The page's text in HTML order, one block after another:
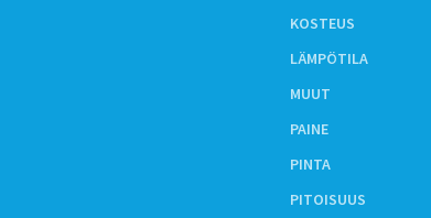
KOSTEUS
LÄMPÖTILA
MUUT
PAINE
PINTA
PITOISUUS